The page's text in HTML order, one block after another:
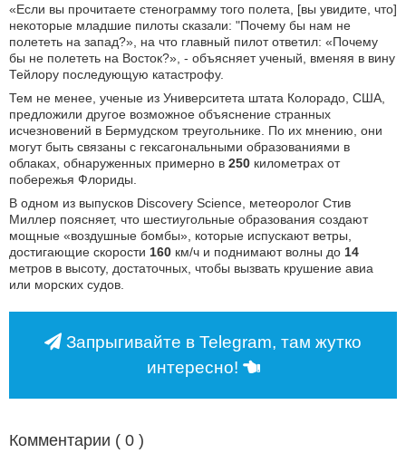
«Если вы прочитаете стенограмму того полета, [вы увидите, что]
некоторые младшие пилоты сказали: "Почему бы нам не
полететь на запад?», на что главный пилот ответил: «Почему
бы не полететь на Восток?», - объясняет ученый, вменяя в вину
Тейлору последующую катастрофу.
Тем не менее, ученые из Университета штата Колорадо, США,
предложили другое возможное объяснение странных
исчезновений в Бермудском треугольнике. По их мнению, они
могут быть связаны с гексагональными образованиями в
облаках, обнаруженных примерно в 250 километрах от
побережья Флориды.
В одном из выпусков Discovery Science, метеоролог Стив
Миллер поясняет, что шестиугольные образования создают
мощные «воздушные бомбы», которые испускают ветры,
достигающие скорости 160 км/ч и поднимают волны до 14
метров в высоту, достаточных, чтобы вызвать крушение авиа
или морских судов.
Запрыгивайте в Telegram, там жутко
интересно!
Комментарии ( 0 )